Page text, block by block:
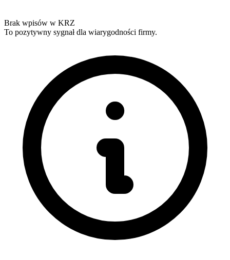
Brak wpisów w KRZ
To pozytywny sygnał dla wiarygodności firmy.